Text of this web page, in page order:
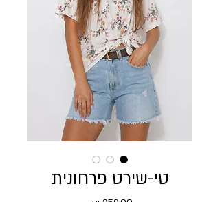
טי-שירט פרחונית